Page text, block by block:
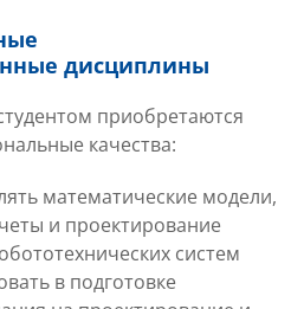
дисциплины
приобретаются
качества:
математические модели,
и проектирование
систем
в подготовке